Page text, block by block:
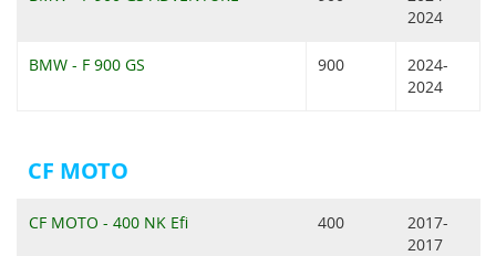
2024
BMW - F 900 GS 900
2024-
2024
CF MOTO
CF MOTO - 400 NK Efi 400
2017-
2017